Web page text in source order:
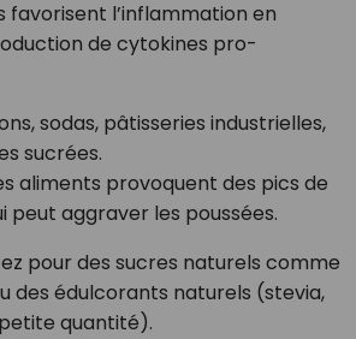
favorisent l’inflammation en
de cytokines pro-
sodas, pâtisseries industrielles,
sucrées.
aliments provoquent des pics de
peut aggraver les poussées.
pour des sucres naturels comme
des édulcorants naturels (stevia,
quantité).